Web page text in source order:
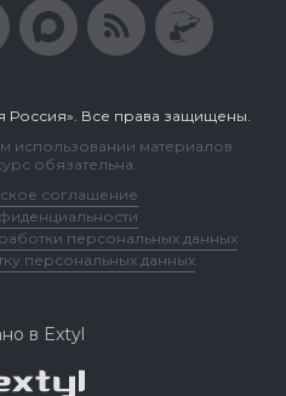
Россия». Все права защищены.
использовании материалов
обязательна.
соглашение
персональных данных
персональных данных
в Extyl